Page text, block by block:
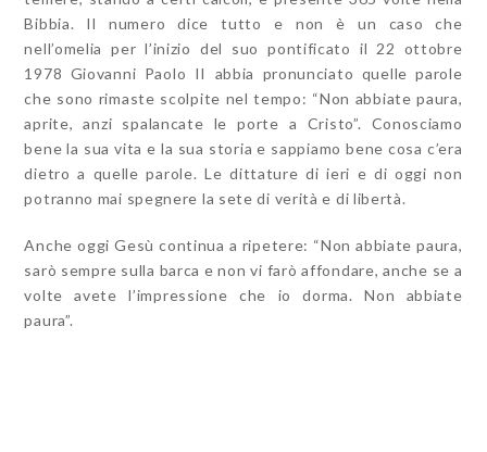
Bibbia. Il numero dice tutto e non è un caso che
nell’omelia per l’inizio del suo pontificato il 22 ottobre
1978 Giovanni Paolo II abbia pronunciato quelle parole
che sono rimaste scolpite nel tempo: “Non abbiate paura,
aprite, anzi spalancate le porte a Cristo”. Conosciamo
bene la sua vita e la sua storia e sappiamo bene cosa c’era
dietro a quelle parole. Le dittature di ieri e di oggi non
potranno mai spegnere la sete di verità e di libertà.
Anche oggi Gesù continua a ripetere: “Non abbiate paura,
sarò sempre sulla barca e non vi farò affondare, anche se a
volte avete l’impressione che io dorma. Non abbiate
paura”.